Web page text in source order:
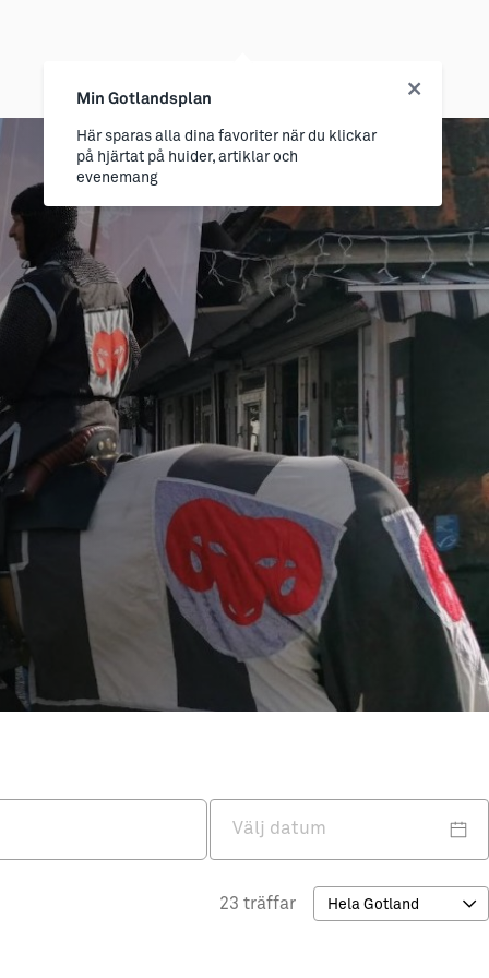
23 träffar
Min Gotlandsplan
Här sparas alla dina favoriter när du klickar
på hjärtat på huider, artiklar och
evenemang